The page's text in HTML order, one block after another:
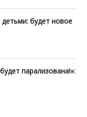
будет новое
парализована!»: